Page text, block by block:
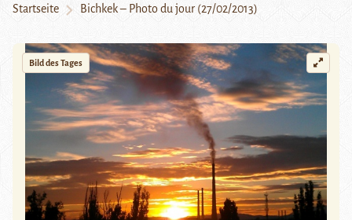
Startseite Bichkek – Photo du jour (27/02/2013)
Bild des Tages